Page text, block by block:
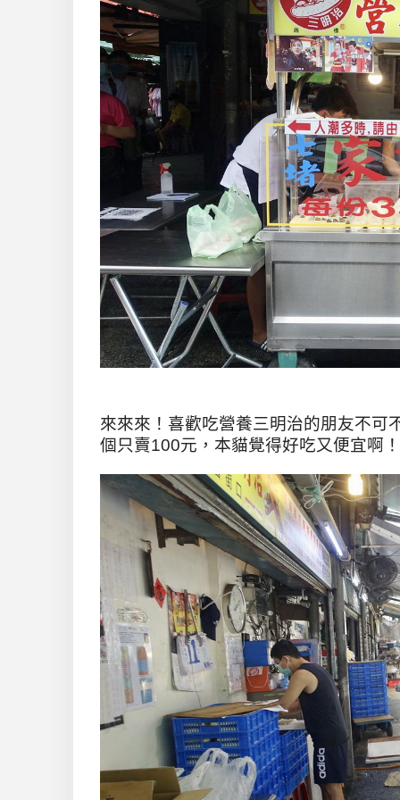
來來來！喜歡吃營養三明治的朋友不可
個只賣100元，本貓覺得好吃又便宜啊！